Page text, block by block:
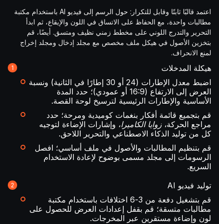
اعتمد قالبًا ثابتًا وقابل للتكرار: حول الرسم إلى فيديو AI باستخدام مكتبة
مطالبات واحدة، مع الحفاظ على الاتساق في اللون والإيقاع، ثم ابدأ
التحرير والتدرج اللوني على مخطط زمني نظيف ومتسق. أيضًا، قم
بتخزين الأصول في هيكل ملف مخصص مع مجلد إدخال ومجلد إخراج
لمنع الانحراف.
هيكلة المدخلات
اضبط معدل الإطارات (24 أو 30 إطارًا في الثانية) ونسبة
العرض إلى الارتفاع (16:9 أو عمودي)؛ حدد المدة
الأساسية والإطارات الرئيسية لترسيخ لوحة القصة.
قم بتجميع قائمة أفكار بنغمات كوميدية ومرحة؛ حدد
مراجع الحركة، زوايا الكاميرا، وإشارات الإضاءة لتوجيه
كل من توليد الذكاء الاصطناعي والتحرير اللاحق.
قم بتنظيم المطالبات والأصول في ملف أساسي؛ افصل
الرسومات إلى مجلد مسمى بوضوح لإعادة الاستخدام
السريع.
توليد فيديو AI
قم بتشغيل دفعة من 3-6 اختلافات باستخدام مكتبة
مطالبات متسقة؛ قم بقفل إعدادات العرض للحصول على
لون وإضاءة مستقرين عبر المخرجات.